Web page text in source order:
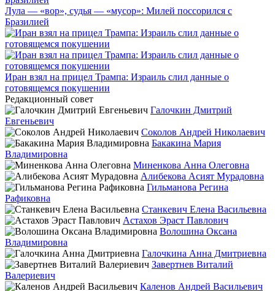
Лула — «вор», судья — «мусор»: Милей поссорился с
Бразилией
Иран взял на прицел Трампа: Израиль слил данные о
готовящемся покушении
Редакционный совет
Галочкин Дмитрий
Евгеньевич
Соколов Андрей Николаевич
Бакакина Мария
Владимировна
Миненкова Анна Олеговна
Алибекова Асият Мурадовна
Гильманова Регина
Рафиковна
Станкевич Елена Васильевна
Астахов Эраст Павлович
Волошина Оксана
Владимировна
Галочкина Анна Дмитриевна
Завертнев Виталий
Валериевич
Каленов Андрей Васильевич